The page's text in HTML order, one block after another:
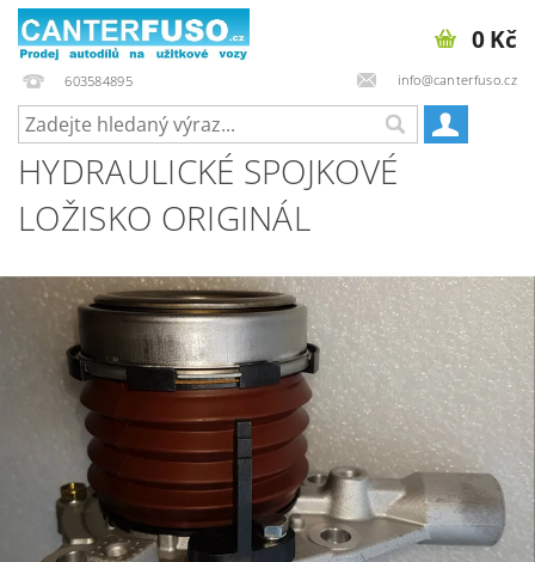
603584895 info@canterfuso.cz
0 Kč
HYDRAULICKÉ SPOJKOVÉ
LOŽISKO ORIGINÁL